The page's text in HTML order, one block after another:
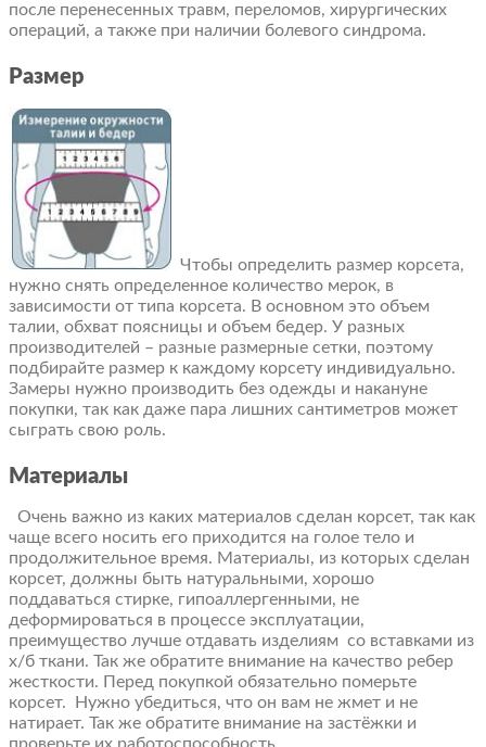
после перенесенных травм, переломов, хирургических
операций, а также при наличии болевого синдрома.
Размер
Чтобы определить размер корсета,
нужно снять определенное количество мерок, в
зависимости от типа корсета. В основном это объем
талии, обхват поясницы и объем бедер. У разных
производителей – разные размерные сетки, поэтому
подбирайте размер к каждому корсету индивидуально.
Замеры нужно производить без одежды и накануне
покупки, так как даже пара лишних сантиметров может
сыграть свою роль.
Материалы
Очень важно из каких материалов сделан корсет, так как
чаще всего носить его приходится на голое тело и
продолжительное время. Материалы, из которых сделан
корсет, должны быть натуральными, хорошо
поддаваться стирке, гипоаллергенными, не
деформироваться в процессе эксплуатации,
преимущество лучше отдавать изделиям со вставками из
х/б ткани. Так же обратите внимание на качество ребер
жесткости. Перед покупкой обязательно померьте
корсет. Нужно убедиться, что он вам не жмет и не
натирает. Так же обратите внимание на застёжки и
проверьте их работоспособность.